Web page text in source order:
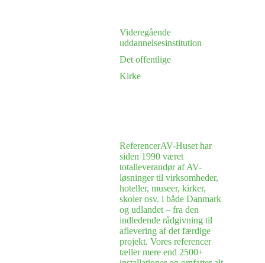
Videregående
uddannelsesinstitution
Det offentlige
Kirke
ReferencerAV-Huset har
siden 1990 været
totalleverandør af AV-
løsninger til virksomheder,
hoteller, museer, kirker,
skoler osv. i både Danmark
og udlandet – fra den
indledende rådgivning til
aflevering af det færdige
projekt. Vores referencer
tæller mere end 2500+